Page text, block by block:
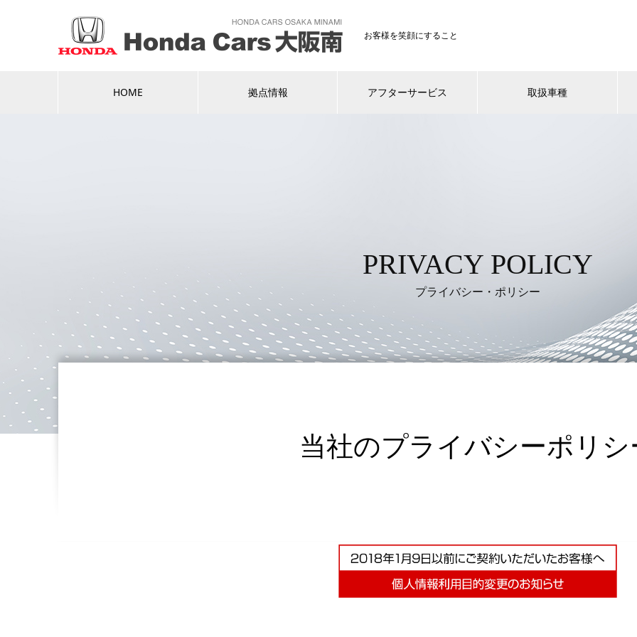
お客様を笑顔にすること
HOME 拠点情報 アフターサービス 取扱車種
PRIVACY POLICY
プライバシー・ポリシー
当社のプライバシーポリシ